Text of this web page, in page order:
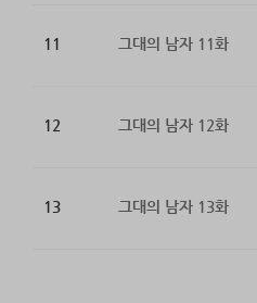
11 그대의 남자 11화
12 그대의 남자 12화
13 그대의 남자 13화